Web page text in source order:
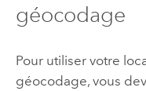
géocodage
Pour utiliser votre
géocodage, vous